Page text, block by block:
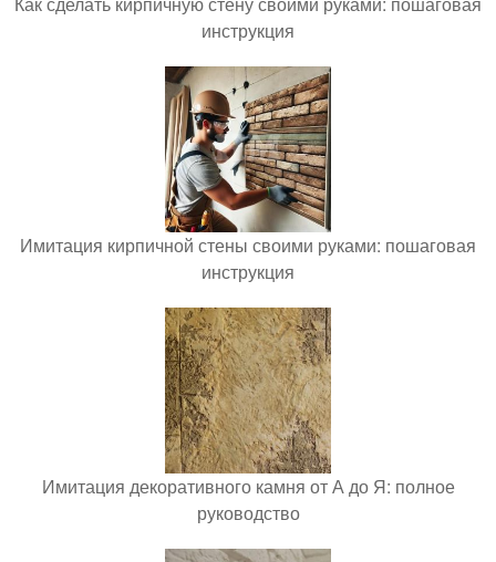
инструкция
Имитация кирпичной стены своими руками: пошаговая
инструкция
Имитация декоративного камня от А до Я: полное
руководство